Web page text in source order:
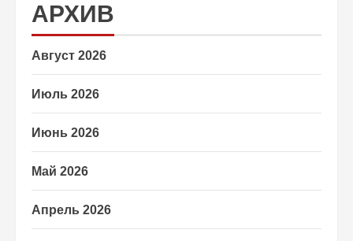
АРХИВ
Август 2026
Июль 2026
Июнь 2026
Май 2026
Апрель 2026